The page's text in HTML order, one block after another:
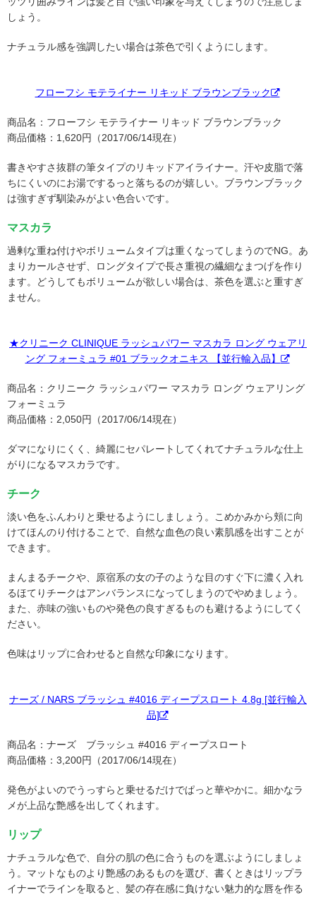
しょう。
ナチュラル感を強調したい場合は茶色で引くようにします。
フローフシ モテライナー リキッド ブラウンブラック
商品名：フローフシ モテライナー リキッド ブラウンブラック
商品価格：1,620円（2017/06/14現在）
書きやすさ抜群の筆タイプのリキッドアイライナー。汗や皮脂で落
ちにくいのにお湯でするっと落ちるのが嬉しい。ブラウンブラック
は強すぎず馴染みがよい色合いです。
マスカラ
過剰な重ね付けやボリュームタイプは重くなってしまうのでNG。あ
まりカールさせず、ロングタイプで長さ重視の繊細なまつげを作り
ます。どうしてもボリュームが欲しい場合は、茶色を選ぶと重すぎ
ません。
★クリニーク CLINIQUE ラッシュパワー マスカラ ロング ウェアリ
ング フォーミュラ #01 ブラックオニキス 【並行輸入品】
商品名：クリニーク ラッシュパワー マスカラ ロング ウェアリング
フォーミュラ
商品価格：2,050円（2017/06/14現在）
ダマになりにくく、綺麗にセパレートしてくれてナチュラルな仕上
がりになるマスカラです。
チーク
淡い色をふんわりと乗せるようにしましょう。こめかみから頬に向
けてほんのり付けることで、自然な血色の良い素肌感を出すことが
できます。
まんまるチークや、原宿系の女の子のような目のすぐ下に濃く入れ
るほてりチークはアンバランスになってしまうのでやめましょう。
また、赤味の強いものや発色の良すぎるものも避けるようにしてく
ださい。
色味はリップに合わせると自然な印象になります。
ナーズ / NARS ブラッシュ #4016 ディープスロート 4.8g [並行輸入
品]
商品名：ナーズ ブラッシュ #4016 ディープスロート
商品価格：3,200円（2017/06/14現在）
発色がよいのでうっすらと乗せるだけでぱっと華やかに。細かなラ
メが上品な艶感を出してくれます。
リップ
ナチュラルな色で、自分の肌の色に合うものを選ぶようにしましょ
う。マットなものより艶感のあるものを選び、書くときはリップラ
イナーでラインを取ると、髪の存在感に負けない魅力的な唇を作る